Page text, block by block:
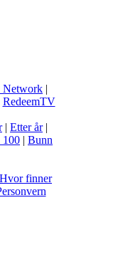
Network |
RedeemTV
| Etter år|
100 | Bunn
Hvor finner